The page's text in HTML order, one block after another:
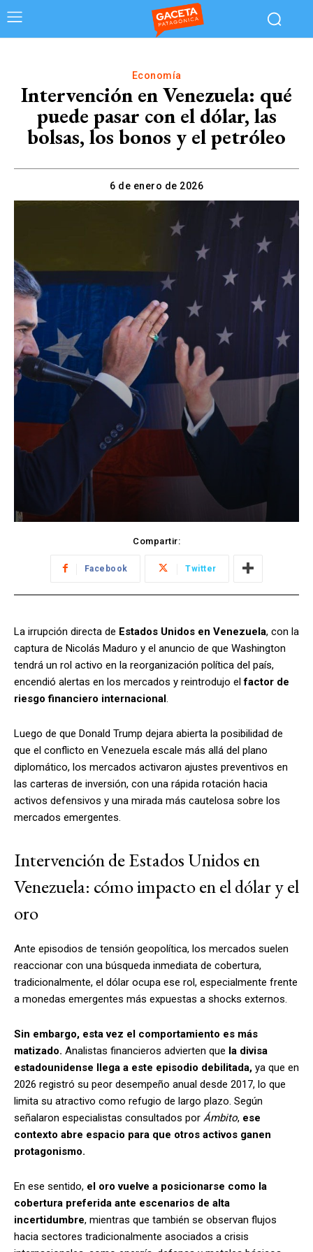
Economía
Intervención en Venezuela: qué
puede pasar con el dólar, las
bolsas, los bonos y el petróleo
6 de enero de 2026
Compartir:
Facebook Twitter
La irrupción directa de Estados Unidos en Venezuela, con la
captura de Nicolás Maduro y el anuncio de que Washington
tendrá un rol activo en la reorganización política del país,
encendió alertas en los mercados y reintrodujo elfactor de
riesgo financiero internacional.
Luego de que Donald Trump dejara abierta la posibilidad de
que el conflicto en Venezuela escale más allá del plano
diplomático, los mercados activaron ajustes preventivos en
las carteras de inversión, con una rápida rotación hacia
activos defensivos y una mirada más cautelosa sobre los
mercados emergentes.
Intervención de Estados Unidos en
Venezuela: cómo impacto en el dólar y el
oro
Ante episodios de tensión geopolítica, los mercados suelen
reaccionar con una búsqueda inmediata de cobertura,
tradicionalmente, el dólar ocupa ese rol, especialmente frente
a monedas emergentes más expuestas a shocks externos.
Sin embargo, esta vez el comportamiento es más
matizado. Analistas financieros advierten que la divisa
estadounidense llega a este episodio debilitada, ya que en
2026 registró su peor desempeño anual desde 2017, lo que
limita su atractivo como refugio de largo plazo. Según
señalaron especialistas consultados por Ámbito, ese
contexto abre espacio para que otros activos ganen
protagonismo.
En ese sentido, el oro vuelve a posicionarse como la
cobertura preferida ante escenarios de alta
incertidumbre, mientras que también se observan flujos
hacia sectores tradicionalmente asociados a crisis